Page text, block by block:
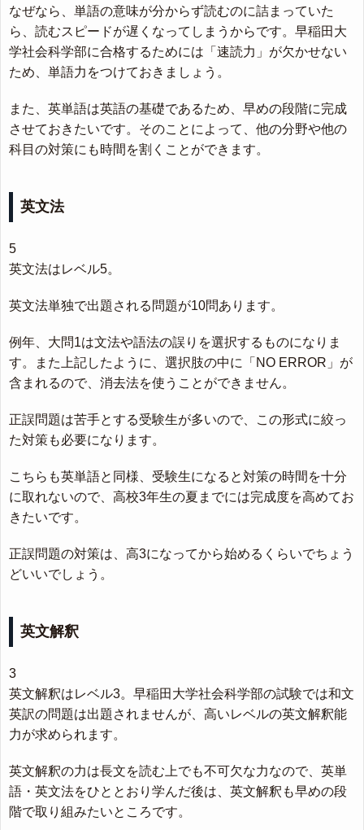
なぜなら、単語の意味が分からず読むのに詰まっていた
ら、読むスピードが遅くなってしまうからです。早稲田大
学社会科学部に合格するためには「速読力」が欠かせない
ため、単語力をつけておきましょう。
また、英単語は英語の基礎であるため、早めの段階に完成
させておきたいです。そのことによって、他の分野や他の
科目の対策にも時間を割くことができます。
英文法
5
英文法はレベル5。
英文法単独で出題される問題が10問あります。
例年、大問1は文法や語法の誤りを選択するものになりま
す。また上記したように、選択肢の中に「NO ERROR」が
含まれるので、消去法を使うことができません。
正誤問題は苦手とする受験生が多いので、この形式に絞っ
た対策も必要になります。
こちらも英単語と同様、受験生になると対策の時間を十分
に取れないので、高校3年生の夏までには完成度を高めてお
きたいです。
正誤問題の対策は、高3になってから始めるくらいでちょう
どいいでしょう。
英文解釈
3
英文解釈はレベル3。早稲田大学社会科学部の試験では和文
英訳の問題は出題されませんが、高いレベルの英文解釈能
力が求められます。
英文解釈の力は長文を読む上でも不可欠な力なので、英単
語・英文法をひととおり学んだ後は、英文解釈も早めの段
階で取り組みたいところです。